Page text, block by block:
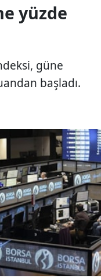
yüzde
güne
başladı.